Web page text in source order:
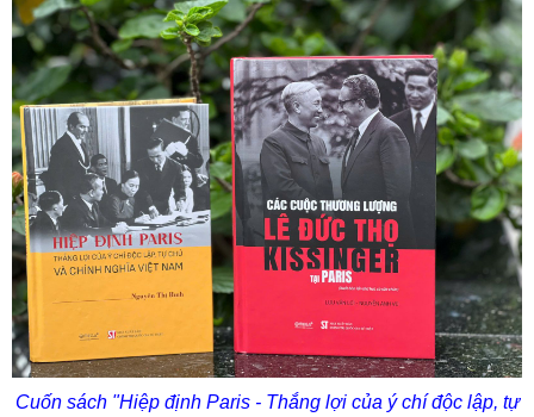
Cuốn sách "Hiệp định Paris - Thắng lợi của ý chí độc lập, tự